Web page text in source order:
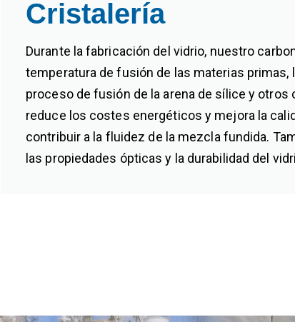
Cristalería
Durante la fabricación del vidrio, nuestro
temperatura de fusión de las materias primas,
proceso de fusión de la arena de sílice y otros
reduce los costes energéticos y mejora la
contribuir a la fluidez de la mezcla fundida.
las propiedades ópticas y la durabilidad del